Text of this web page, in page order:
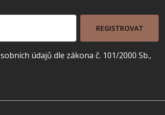
REGISTROVAT
údajů dle zákona č. 101/2000 Sb.,